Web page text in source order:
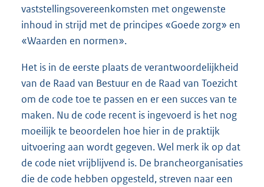
vaststellingsovereenkomsten met ongewenste
inhoud in strijd met de principes «Goede zorg» en
«Waarden en normen».
Het is in de eerste plaats de verantwoordelijkheid
van de Raad van Bestuur en de Raad van Toezicht
om de code toe te passen en er een succes van te
maken. Nu de code recent is ingevoerd is het nog
moeilijk te beoordelen hoe hier in de praktijk
uitvoering aan wordt gegeven. Wel merk ik op dat
de code niet vrijblijvend is. De brancheorganisaties
die de code hebben opgesteld, streven naar een